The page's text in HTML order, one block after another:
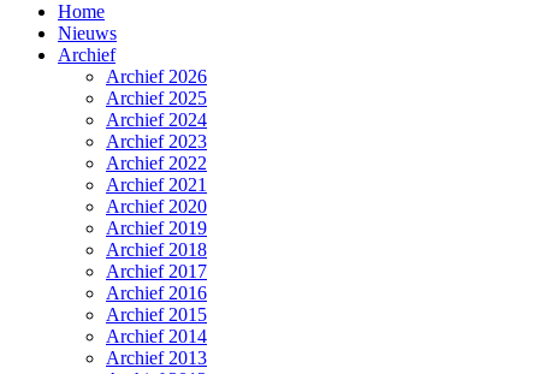
Home
Nieuws
Archief
Archief 2026
Archief 2025
Archief 2024
Archief 2023
Archief 2022
Archief 2021
Archief 2020
Archief 2019
Archief 2018
Archief 2017
Archief 2016
Archief 2015
Archief 2014
Archief 2013